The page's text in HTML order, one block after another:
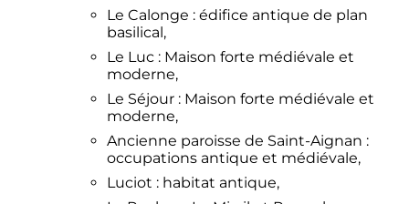
Le Calonge : édifice antique de plan
basilical,
Le Luc : Maison forte médiévale et
moderne,
Le Séjour : Maison forte médiévale et
moderne,
Ancienne paroisse de Saint-Aignan :
occupations antique et médiévale,
Luciot : habitat antique,